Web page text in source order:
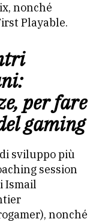
nonché
Playable.
per fare
gaming
sviluppo più
session
Ismail
nonché